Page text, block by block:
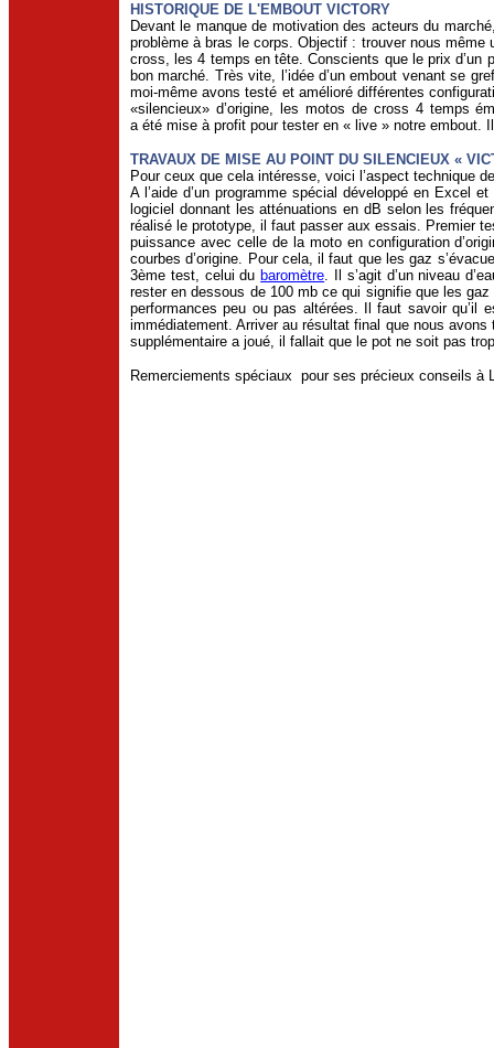
HISTORIQUE DE L'EMBOUT VICTORY
Devant le manque de motivation des acteurs du
problème à bras le corps. Objectif : trouver nous
cross, les 4 temps en tête. Conscients que le prix d’un
bon marché. Très vite, l’idée d’un embout venant se
moi-même avons testé et amélioré différentes
«silencieux» d’origine, les motos de cross 4 temps
a été mise à profit pour tester en « live » notre embout.
TRAVAUX DE MISE AU POINT DU SILENCIEUX «
Pour ceux que cela intéresse, voici l’aspect technique
A l’aide d’un programme spécial développé en Excel
logiciel donnant les atténuations en dB selon les
réalisé le prototype, il faut passer aux essais. Premier
puissance avec celle de la moto en configuration
courbes d’origine. Pour cela, il faut que les gaz
3ème test, celui du baromètre. Il s’agit d’un niveau
rester en dessous de 100 mb ce qui signifie que les
performances peu ou pas altérées. Il faut savoir qu’il
immédiatement. Arriver au résultat final que nous
supplémentaire a joué, il fallait que le pot ne soit pas
Remerciements spéciaux pour ses précieux conseils à